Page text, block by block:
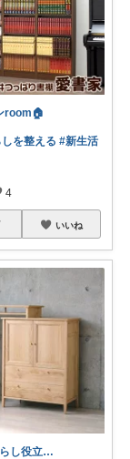
room🏠
を整える #新生活
4
いいね
J⏩暮らし役立つアイテム&防災備蓄